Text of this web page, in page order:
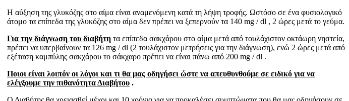
Η αύξηση της γλυκόζης στο αίμα είναι αναμενόμενη κατά τη λήψη τροφής. Ωστόσο σε ένα φυσιολογικό
άτομο τα επίπεδα της γλυκόζης στο αίμα δεν πρέπει να ξεπερνούν τα 140 mg / dl , 2 ώρες μετά το γεύμα.
Για την διάγνωση του διαβήτη τα επίπεδα σακχάρου στο αίμα μετά από τουλάχιστον οκτάωρη νηστεία,
πρέπει να υπερβαίνουν τα 126 mg / dl (2 τουλάχιστον μετρήσεις για την διάγνωση), ενώ 2 ώρες μετά από
εξέταση καμπύλης σακχάρου το σάκχαρο πρέπει να είναι πάνω από 200 mg / dl .
Ποιοι είναι λοιπόν οι λόγοι και τι θα μας οδηγήσει ώστε να απευθυνθούμε σε ειδικό για να
ελέγξουμε την πιθανότητα Διαβήτου .